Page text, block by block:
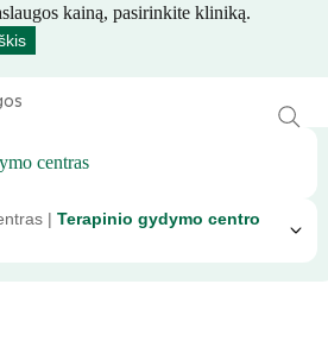
kainą, pasirinkite kliniką.
centras
| Terapinio gydymo centro